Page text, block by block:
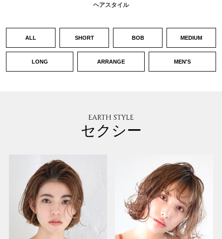
ヘアスタイル
ALL SHORT BOB MEDIUM
LONG ARRANGE MEN'S
EARTH STYLE
セクシー